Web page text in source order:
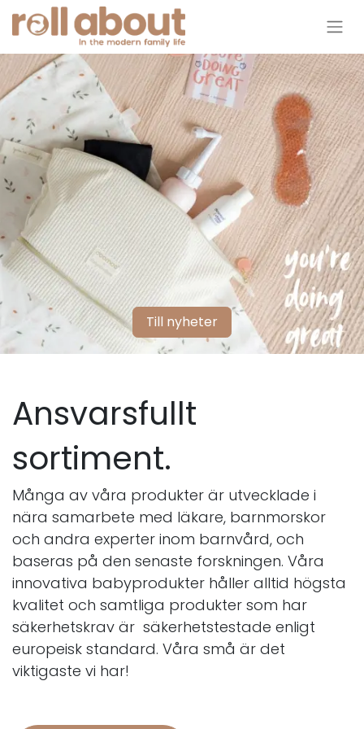
Till nyheter
Ansvarsfullt
sortiment.
Många av våra produkter är utvecklade i
nära samarbete med läkare, barnmorskor
och andra experter inom barnvård, och
baseras på den senaste forskningen. Våra
innovativa babyprodukter håller alltid högsta
kvalitet och samtliga produkter som har
säkerhetskrav är säkerhetstestade enligt
europeisk standard. Våra små är det
viktigaste vi har!